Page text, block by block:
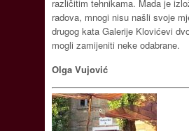
različitim tehnikama. Mada je
radova, mnogi nisu našli svoje
drugog kata Galerije Klovićevi
mogli zamijeniti neke odabrane.
Olga Vujović